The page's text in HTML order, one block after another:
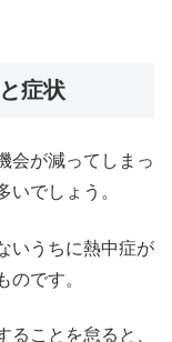
症状
会が減ってしまっ
いでしょう。
いうちに熱中症が
のです。
ことを怠ると、